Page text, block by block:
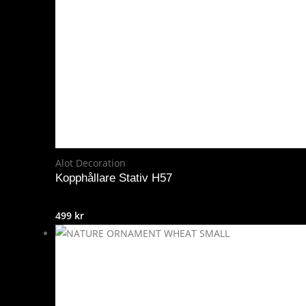
Alot Decoration
Kopphållare Stativ H57
499 kr